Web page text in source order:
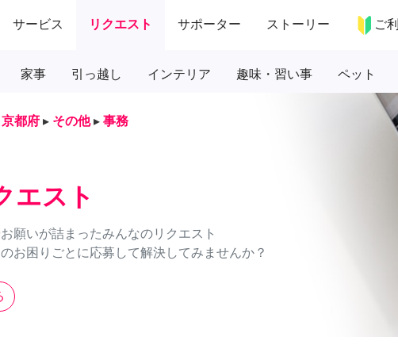
サービス リクエスト サポーター ストーリー ご
家事 引っ越し インテリア 趣味・習い事 ペット
京都府 ▸ その他 ▸ 事務
エスト
願いが詰まったみんなのリクエスト
お困りごとに応募して解決してみませんか？